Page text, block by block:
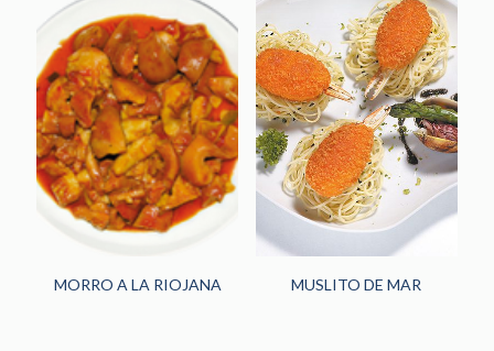
MORRO A LA RIOJANA MUSLITO DE MAR